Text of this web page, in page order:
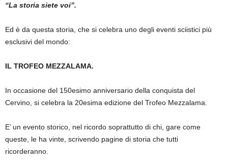
“La storia siete voi”.
Ed è da questa storia, che si celebra uno degli eventi sciistici più
esclusivi del mondo:
IL TROFEO MEZZALAMA.
In occasione del 150esimo anniversario della conquista del
Cervino, si celebra la 20esima edizione del Trofeo Mezzalama.
E’ un evento storico, nel ricordo soprattutto di chi, gare come
queste, le ha vinte, scrivendo pagine di storia che tutti
ricorderanno.